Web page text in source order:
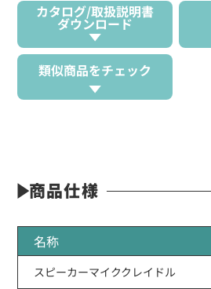
カタログ/取扱説明書
ダウンロード
類似商品をチェック
商品仕様
名称
スピーカーマイククレイドル